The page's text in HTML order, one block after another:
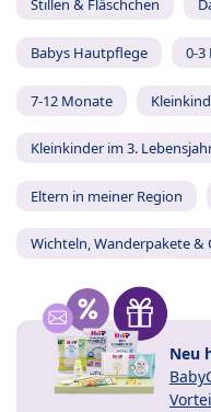
Stillen & Fläschchen
Babys Hautpflege 0-3
7-12 Monate
Kleinkinder im 3.
Eltern in meiner Region
Wichteln, Wanderpakete &
Neu